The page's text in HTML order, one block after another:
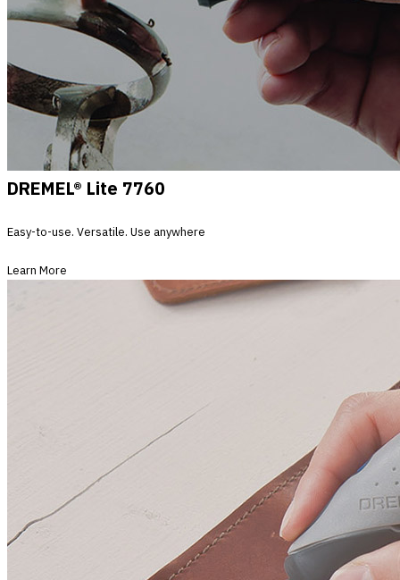
DREMEL® Lite 7760
Easy-to-use. Versatile. Use anywhere
Learn More